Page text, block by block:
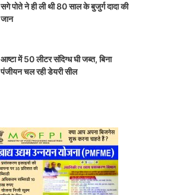
सगे पोते ने ही ली थी 80 साल के बुजुर्ग दादा की
जान
आष्टा में 50 लीटर संदिग्ध घी जब्त, बिना
पंजीयन चल रही डेयरी सील